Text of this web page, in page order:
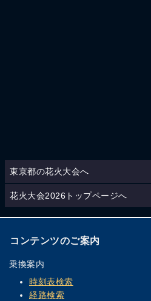
東京都の花火大会へ
花火大会2026トップページへ
コンテンツのご案内
乗換案内
時刻表検索
経路検索